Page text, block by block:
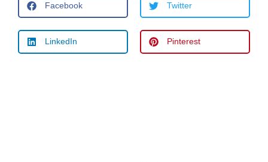
Facebook Twitter
LinkedIn Pinterest